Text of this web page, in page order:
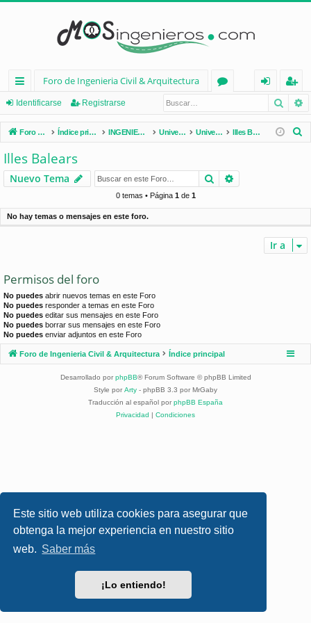
Este sitio web utiliza cookies para asegurar que
obtenga la mejor experiencia en nuestro sitio
web. Saber más
¡Lo entiendo!
nl
ac
es
rá
pi
d
Foro de Ingenieria Civil & Arquitectura
os
nt
ifi
e
eg
ist
ra
Identificarse Registrarse
Foro de Ingenieria Civil & Arquitectura Índice principal INGENIERÍA CIVIL (España) Universidades de España Universidades por Comunidades Illes Balears
r
Illes Balears
Nuevo Tema Buscar
0 temas • Página 1de 1
No hay temas o mensajes en este foro.
Ir a
Permisos del foro
No puedes abrir nuevos temas en este Foro
No puedes responder a temas en este Foro
No puedes editar sus mensajes en este Foro
No puedes borrar sus mensajes en este Foro
No puedes enviar adjuntos en este Foro
Foro de Ingenieria Civil & Arquitectura Índice principal
Desarrollado por phpBB® Forum Software © phpBB Limited
Style por Arty - phpBB 3.3 por MrGaby
Traducción al español por phpBB España
Privacidad | Condiciones